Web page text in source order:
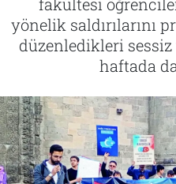
fakültesi
yönelik saldırılarını
düzenledikleri
haftada
Tarih
İletişim